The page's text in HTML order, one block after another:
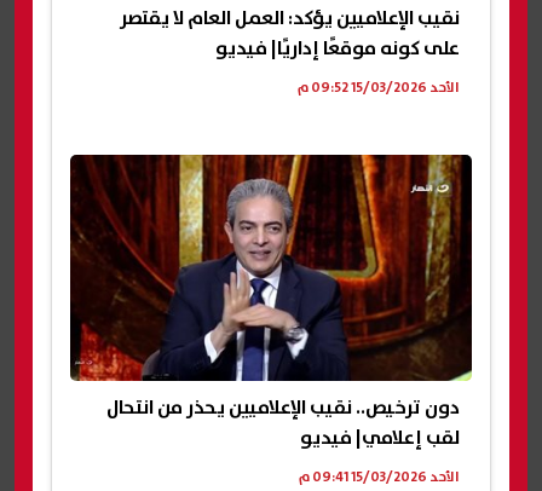
نقيب الإعلاميين يؤكد: العمل العام لا يقتصر
على كونه موقعًا إداريًا| فيديو
الأحد 15/03/2026 09:52 م
دون ترخيص.. نقيب الإعلاميين يحذر من انتحال
لقب إعلامي| فيديو
الأحد 15/03/2026 09:41 م